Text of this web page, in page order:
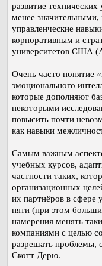
развитие
менее
управленческие
корпоративным и
университетов США
Очень часто понятие
эмоционального
которые дополняют
некоторыми
повысить почти
как навыки
Самым важным
учебных курсов,
частности таких,
организационных
их партнёров в сфере
пяти (при этом
намерения менять
компаниями с целью
разрешать проблемы,
Скотт Дерю.